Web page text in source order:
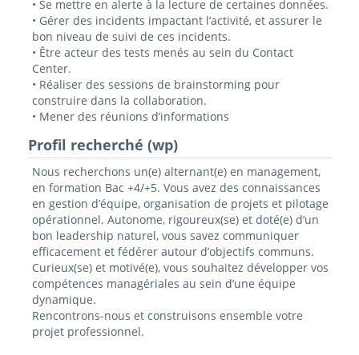
• Se mettre en alerte à la lecture de certaines données.
• Gérer des incidents impactant l’activité, et assurer le
bon niveau de suivi de ces incidents.
• Être acteur des tests menés au sein du Contact
Center.
• Réaliser des sessions de brainstorming pour
construire dans la collaboration.
• Mener des réunions d’informations
Profil recherché (wp)
Nous recherchons un(e) alternant(e) en management,
en formation Bac +4/+5. Vous avez des connaissances
en gestion d’équipe, organisation de projets et pilotage
opérationnel. Autonome, rigoureux(se) et doté(e) d’un
bon leadership naturel, vous savez communiquer
efficacement et fédérer autour d’objectifs communs.
Curieux(se) et motivé(e), vous souhaitez développer vos
compétences managériales au sein d’une équipe
dynamique.
Rencontrons-nous et construisons ensemble votre
projet professionnel.